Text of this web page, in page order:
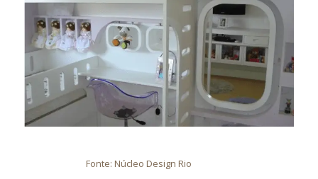
Fonte: Núcleo Design Rio